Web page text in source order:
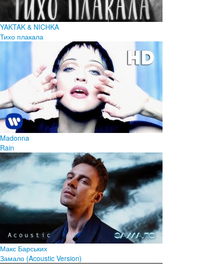
YAKTAK & NICHKA
Тихо плакала
Madonna
Rain
Макс Барських
Замало (Acoustic Version)